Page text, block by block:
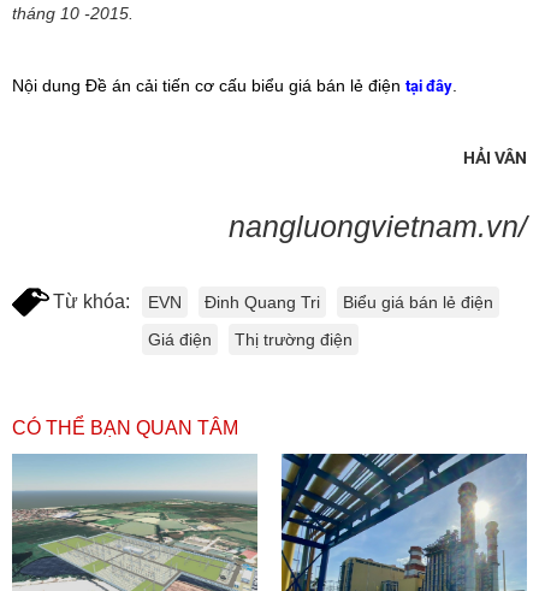
tháng 10 -2015.
Nội dung Đề án cải tiến cơ cấu biểu giá bán lẻ điện tại đây
HẢI VÂN
nangluongvietnam.vn/
Từ khóa: EVN Đinh Quang Tri
Biểu giá bán lẻ điện
Giá điện
Thị trường điện
CÓ THỂ BẠN QUAN TÂM